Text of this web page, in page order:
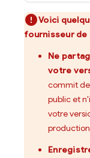
Voici
fournisseur de
Ne
votre
commit
public et
votre